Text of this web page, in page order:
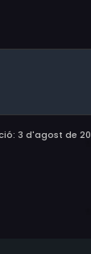
3 d'agost de